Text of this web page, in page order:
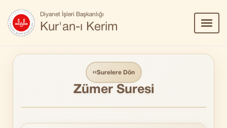
Diyanet İşleri Başkanlığı
Kur'an-ı Kerim
Aç/
‹‹Surelere Dön
Zümer Suresi